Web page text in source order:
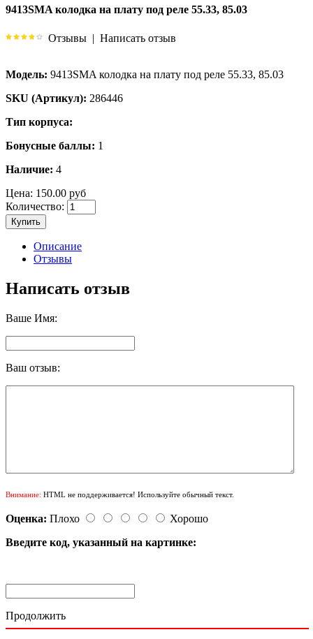
9413SMA колодка на плату под реле 55.33, 85.03
Отзывы | Написать отзыв
Модель: 9413SMA колодка на плату под реле 55.33, 85.03
SKU (Артикул): 286446
Тип корпуса:
Бонусные баллы: 1
Наличие: 4
Цена: 150.00 руб
Количество:
Купить
Описание
Отзывы
Написать отзыв
Ваше Имя:
Ваш отзыв:
Внимание: HTML не поддерживается! Используйте обычный текст.
Оценка: Плохо
Хорошо
Введите код, указанный на картинке:
Продолжить